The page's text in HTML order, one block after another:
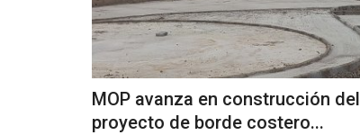
MOP avanza en construcción del
proyecto de borde costero...